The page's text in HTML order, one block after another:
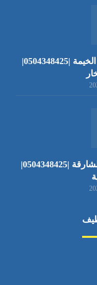
شركة تنظيف كنب في راس الخيمة |0504348425|
شركة مكافحة حشرات في الشارقة |0504348425|